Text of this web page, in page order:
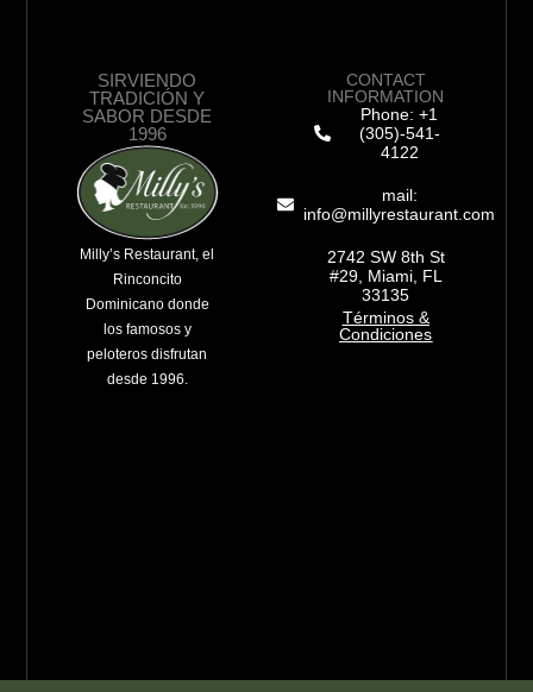
SIRVIENDO
TRADICIÓN Y
SABOR DESDE
1996
Milly’s Restaurant, el
Rinconcito
Dominicano donde
los famosos y
peloteros disfrutan
desde 1996.
CONTACT
INFORMATION
Phone: +1
(305)-541-
4122
mail:
info@millyrestaurant.com
2742 SW 8th St
#29, Miami, FL
33135
Términos &
Condiciones